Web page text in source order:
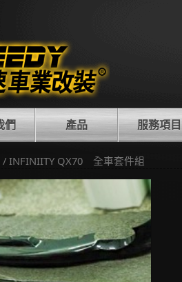
們 產品 服務項目
/ INFINIITY QX70 全車套件組